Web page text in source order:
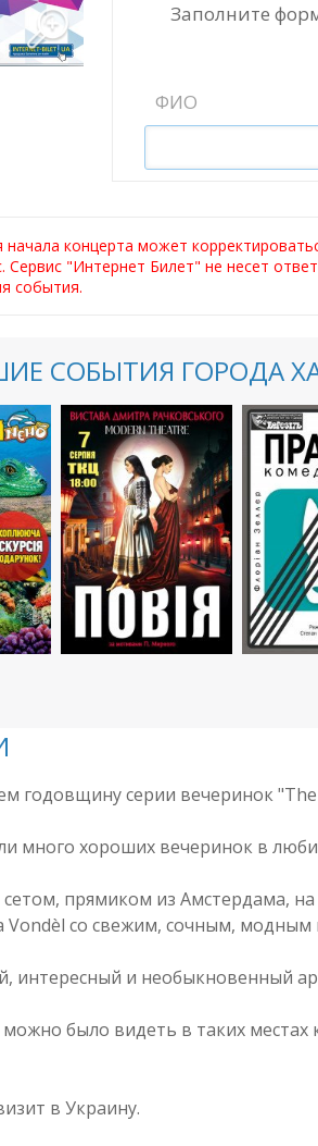
Заполните
ФИО
концерта может
Сервис "Интернет Билет" не несет
события.
СОБЫТИЯ ГОРОДА
годовщину серии вечеринок
много хороших вечеринок в
прямиком из Амстердама,
Vondèl со свежим, сочным, модным
интересный и необыкновенный
можно было видеть в таких
в Украину.